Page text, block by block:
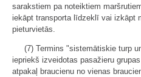
sarakstiem pa noteiktiem
iekāpt transporta līdzeklī vai izkāpt
pieturvietās.
(7) Termins "sistemātiskie turp
iepriekš izveidotas pasažieru
atpakaļ braucienu no vienas